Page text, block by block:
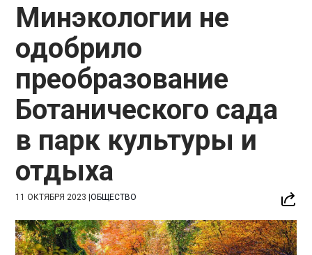
Минэкологии не
одобрило
преобразование
Ботанического сада
в парк культуры и
отдыха
11 ОКТЯБРЯ 2023 |ОБЩЕСТВО